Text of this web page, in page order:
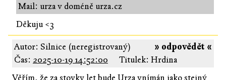
Mail: urza v doméně urza.cz
Děkuju <3
» odpovědět «
Autor: Silnice (neregistrovaný)
Čas: 2025-10-19 14:52:00
Titulek: Hrdina
Věřím, že za stovky let bude Urza vnímán jako stejný